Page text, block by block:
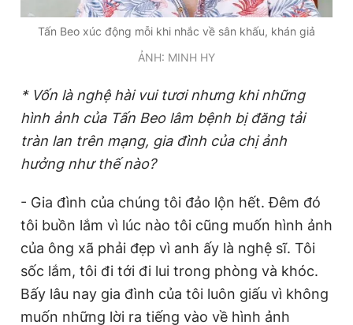
Tấn Beo xúc động mỗi khi nhắc về sân khấu, khán giả
ẢNH: MINH HY
* Vốn là nghệ hài vui tươi nhưng khi những
hình ảnh của Tấn Beo lâm bệnh bị đăng tải
tràn lan trên mạng, gia đình của chị ảnh
hưởng như thế nào?
- Gia đình của chúng tôi đảo lộn hết. Đêm đó
tôi buồn lắm vì lúc nào tôi cũng muốn hình ảnh
của ông xã phải đẹp vì anh ấy là nghệ sĩ. Tôi
sốc lắm, tôi đi tới đi lui trong phòng và khóc.
Bấy lâu nay gia đình của tôi luôn giấu vì không
muốn những lời ra tiếng vào về hình ảnh